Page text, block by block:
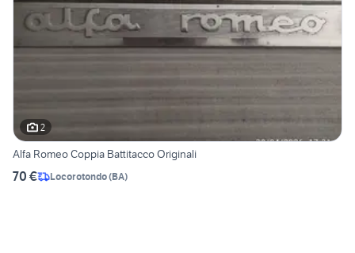
2
Alfa Romeo Coppia Battitacco Originali
70 € Locorotondo(BA)